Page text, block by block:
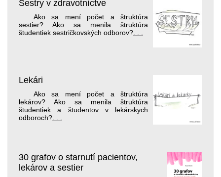
Sestry v zdravotníctve
Ako sa mení počet a štruktúra
sestier? Ako sa menila štruktúra
študentiek sestričkovských odborov?. . .
Lekári
Ako sa mení počet a štruktúra
lekárov? Ako sa menila štruktúra
študentiek a študentov v lekárskych
odboroch?. . .
30 grafov o starnutí pacientov,
lekárov a sestier